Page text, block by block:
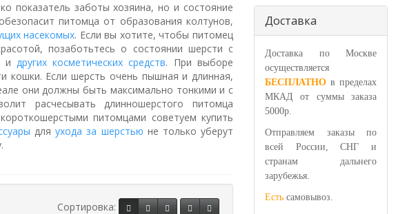
показатель заботы хозяина, но и состояние
питомца от образования колтунов,
насекомых. Если вы хотите, чтобы питомец
позаботьтесь о состоянии шерсти с
и других косметических средств. При выборе
кошки. Если шерсть очень пышная и длинная,
они должны быть максимально тонкими и с
расчесывать длинношерстого питомца
питомцами советуем купить
дляухода за шерстью не только уберут
Сортировка:
Доставка
Доставка по Москве
осуществляется
БЕСПЛАТНО в пределах
МКАД от суммы заказа
5000р.
Отправляем заказы по
всей России, СНГ и
странам дальнего
зарубежья.
Есть самовывоз.